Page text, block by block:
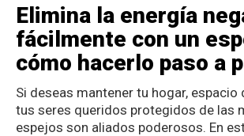
Elimina la energía
fácilmente con un
cómo hacerlo paso a
Si deseas mantener tu hogar, espacio
tus seres queridos protegidos de las
espejos son aliados poderosos. En